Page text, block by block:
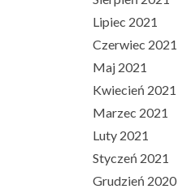
Lipiec 2021
Czerwiec 2021
Maj 2021
Kwiecień 2021
Marzec 2021
Luty 2021
Styczeń 2021
Grudzień 2020